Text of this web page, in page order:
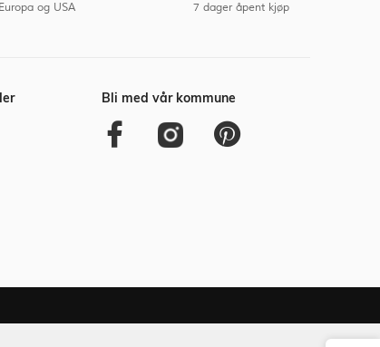
og USA 7 dager åpent kjøp
Bli med vår kommune